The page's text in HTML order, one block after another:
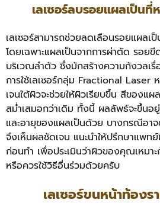
เลเซอร์ลบรอยแผลเป็นที่
เลเซอร์สามารถช่วยลดเลือนรอยแผล
โดยเฉพาะแผลเป็นจากการผ่าตัด รอย
บริเวณลำตัว ซึ่งมักสร้างความกังวลเรื่
การใช้เลเซอร์กลุ่ม Fractional Laser
เจนใต้ผิวจะช่วยให้ผิวเรียบขึ้น สีของแ
สม่ำเสมอกว่าเดิม ทั้งนี้ ผลลัพธ์จะขึ้น
และอายุของแผลเป็นด้วย บางกรณีอา
จึงเห็นผลชัดเจน แนะนำให้ปรึกษาแพ
ก่อนทำ เพื่อประเมินว่าผิวของคุณเหมา
หรือควรใช้วิธีอื่นร่วมด้วยครับ
เลเซอร์ขนหน้าท้องร